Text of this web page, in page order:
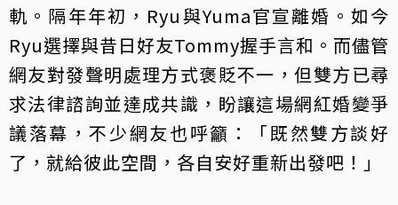
軌。隔年年初，Ryu與Yuma官宣離婚。如今
Ryu選擇與昔日好友Tommy握手言和。而儘管
網友對發聲明處理方式褒貶不一，但雙方已尋
求法律諮詢並達成共識，盼讓這場網紅婚變爭
議落幕，不少網友也呼籲：「既然雙方談好
了，就給彼此空間，各自安好重新出發吧！」